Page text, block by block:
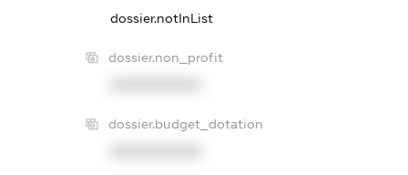
dossier.notInList
dossier.non_profit
dossier.budget_dotation